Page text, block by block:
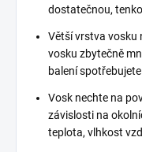
dostatečnou,
Větší vrstva vosku
vosku zbytečně
balení
Vosk nechte na
závislosti na
teplota, vlhkost